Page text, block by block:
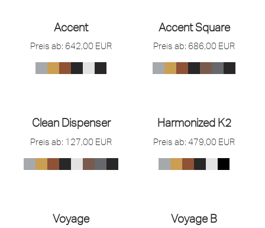
Accent
Preis ab: 642,00 EUR
Accent Square
Preis ab: 686,00 EUR
Clean Dispenser
Preis ab: 127,00 EUR
Harmonized K2
Preis ab: 479,00 EUR
Voyage Voyage B